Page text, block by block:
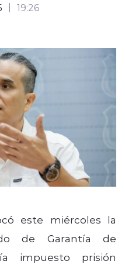
19:26
este miércoles la
de Garantía de
impuesto prisión